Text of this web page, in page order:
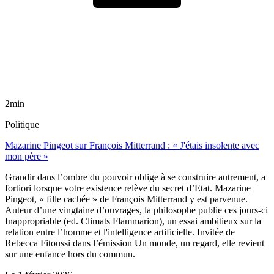
2min
Politique
Mazarine Pingeot sur François Mitterrand : « J'étais insolente avec
mon père »
Grandir dans l’ombre du pouvoir oblige à se construire autrement, a
fortiori lorsque votre existence relève du secret d’Etat. Mazarine
Pingeot, « fille cachée » de François Mitterrand y est parvenue.
Auteur d’une vingtaine d’ouvrages, la philosophe publie ces jours-ci
Inappropriable (ed. Climats Flammarion), un essai ambitieux sur la
relation entre l’homme et l'intelligence artificielle. Invitée de
Rebecca Fitoussi dans l’émission Un monde, un regard, elle revient
sur une enfance hors du commun.